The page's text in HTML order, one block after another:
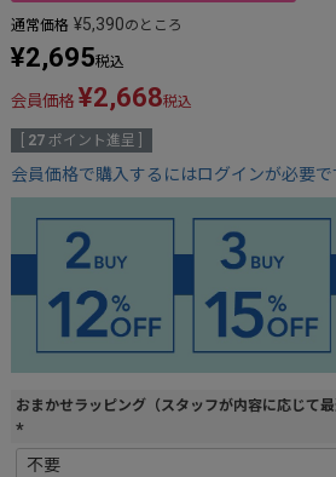
通常価格 ¥5,390のところ
¥2,695税込
会員価格 ¥2,668税込
27 ポイント進呈 ]
会員価格で購入するにはログインが必要で
おまかせラッピング（スタッフが内容に応じて
(